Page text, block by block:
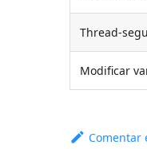
Thread-
Modificar
Comentar